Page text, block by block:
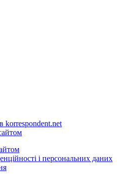
korrespondent.net
і персональних даних